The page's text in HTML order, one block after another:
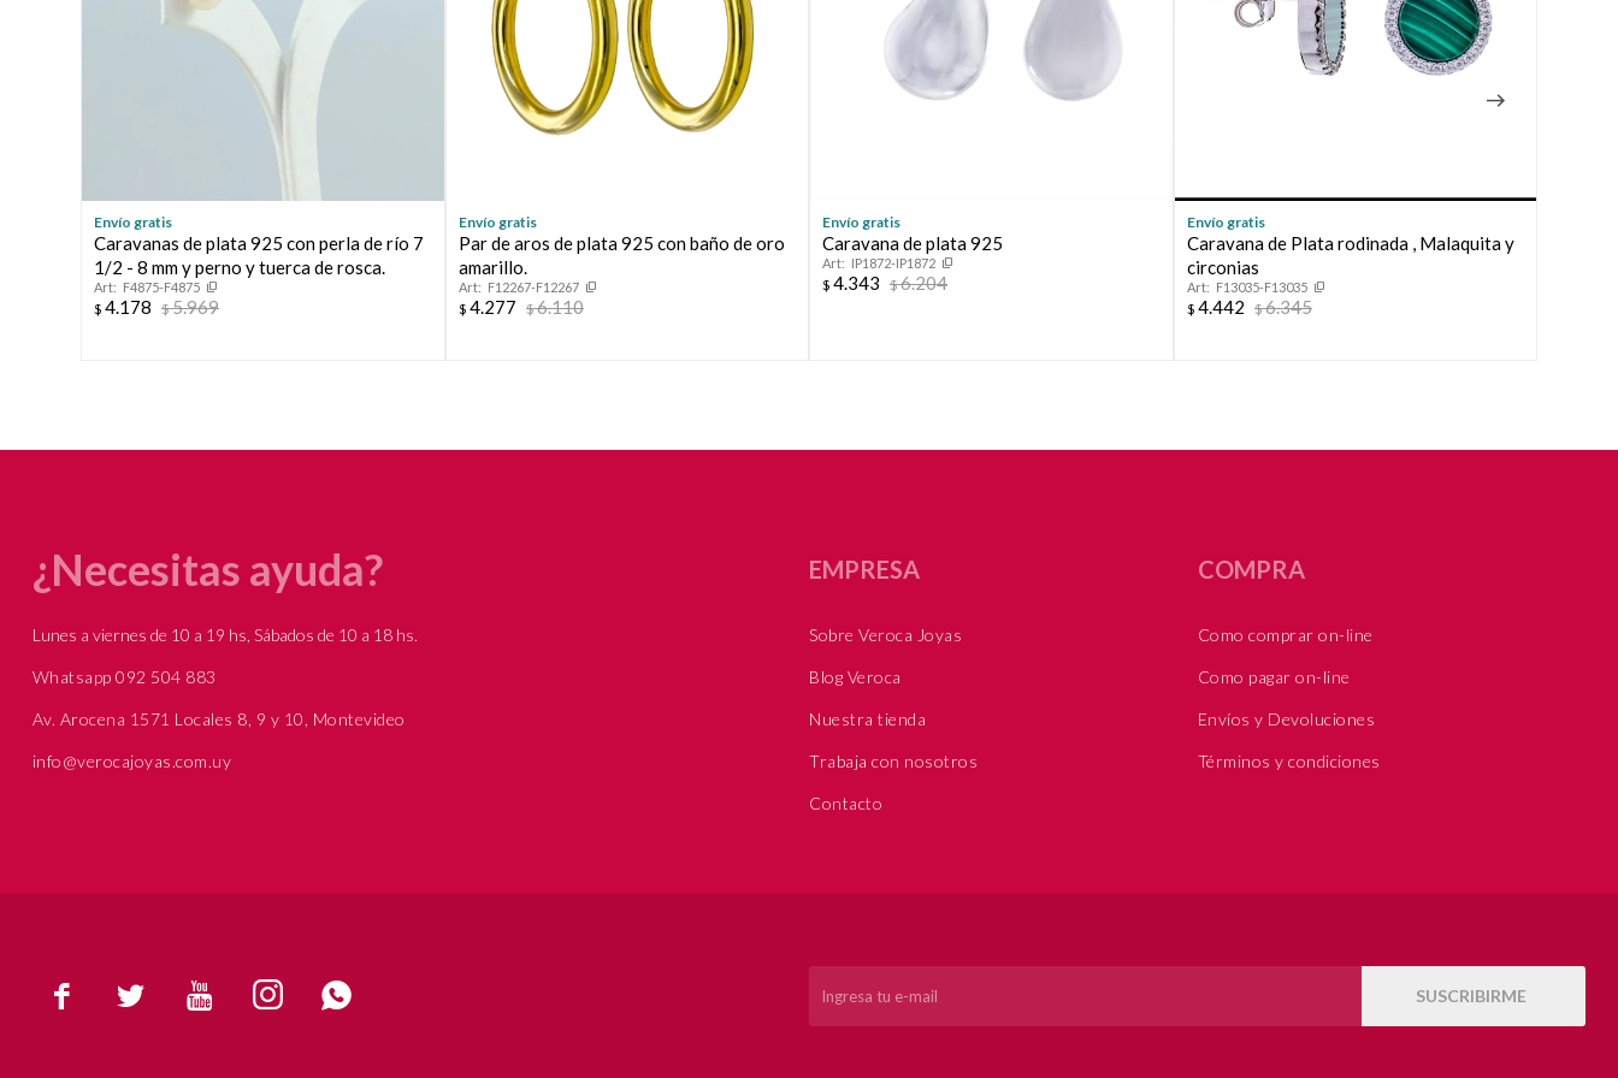
Envío gratis
Caravanas de plata 925 con perla de río 7
1/2 - 8 mm y perno y tuerca de rosca.
F4875-F4875
$ 4.178 $5.969
Envío gratis
Par de aros de plata 925 con baño de oro
amarillo.
F12267-F12267
$ 4.277 $6.110
Envío gratis
Caravana de plata 925
IP1872-IP1872
$ 4.343 $6.204
Envío gratis
Caravana de Plata rodinada , Malaquita y
circonias
F13035-F13035
$ 4.442 $6.345
     SUSCRIBIRME
¿Necesitas ayuda?
Lunes a viernes de 10 a 19 hs, Sábados de 10 a 18 hs.
Whatsapp 092 504 883
Av. Arocena 1571 Locales 8, 9 y 10, Montevideo
info@verocajoyas.com.uy
EMPRESA
Sobre Veroca Joyas
Blog Veroca
Nuestra tienda
Trabaja con nosotros
Contacto
COMPRA
Como comprar on-line
Como pagar on-line
Envíos y Devoluciones
Términos y condiciones